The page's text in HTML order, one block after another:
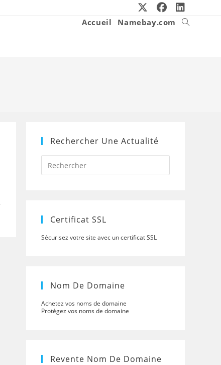
Accueil Namebay.com
Toggle
Rechercher Une Actualité
Press
to
Certificat SSL
Sécurisez votre site avec un certificat SSL
Nom De Domaine
Achetez vos noms de domaine
Protégez vos noms de domaine
Revente Nom De Domaine